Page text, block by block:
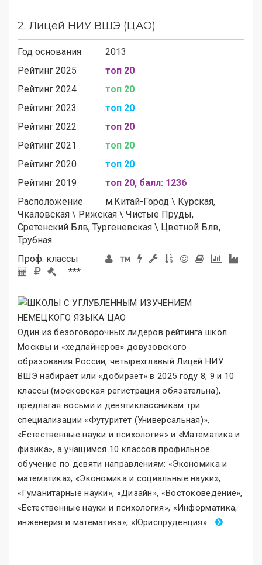
2. Лицей НИУ ВШЭ (ЦАО)
Год основания
2013
Рейтинг 2025
топ 20
Рейтинг 2024
топ 20
Рейтинг 2023
топ 20
Рейтинг 2022
топ 20
Рейтинг 2021
топ 20
Рейтинг 2020
топ 20
Рейтинг 2019
топ 20, балл: 1236
Расположение
м.Китай-Город \ Курская,
Чкаловская \ Рижская \ Чистые Пруды,
Сретенский Блв, Тургеневская \ Цветной Блв,
Трубная
Проф. классы
***
Один из безоговорочных лидеров рейтинга школ
Москвы и «хедлайнеров» довузовского
образования России, четырехглавый Лицей НИУ
ВШЭ набирает или «добирает» в 2025 году 8, 9 и 10
классы (московская регистрация обязательна),
предлагая восьми и девятиклассникам три
специализации «Футуритет (Универсальная)»,
«Естественные науки и психология»и «Математика и
физика», а учащимся 10 классов профильное
обучение по девяти направлениям: «Экономика и
математика», «Экономика и социальные науки»,
«Гуманитарные науки», «Дизайн», «Востоковедение»,
«Естественные науки и психология», «Информатика,
инженерия и математика», «Юриспруденция»...